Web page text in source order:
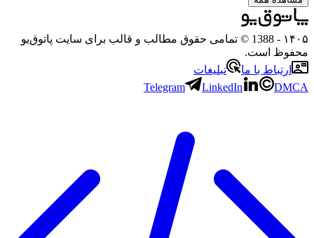
۱۴۰۵
- 1388 © تمامی حقوق مطالب و قالب برای سایت پاتوق‌یو
محفوظ است.
ارتباط با ما
تبلیغات
Telegram
LinkedIn DMCA